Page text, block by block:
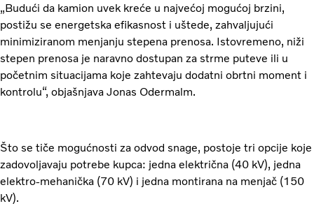
„Budući da kamion uvek kreće u najvećoj mogućoj brzini,
postižu se energetska efikasnost i uštede, zahvaljujući
minimiziranom menjanju stepena prenosa. Istovremeno, niži
stepen prenosa je naravno dostupan za strme puteve ili u
početnim situacijama koje zahtevaju dodatni obrtni moment i
kontrolu“, objašnjava Jonas Odermalm.
Što se tiče mogućnosti za odvod snage, postoje tri opcije koje
zadovoljavaju potrebe kupca: jedna električna (40 kV), jedna
elektro-mehanička (70 kV) i jedna montirana na menjač (150
kV).